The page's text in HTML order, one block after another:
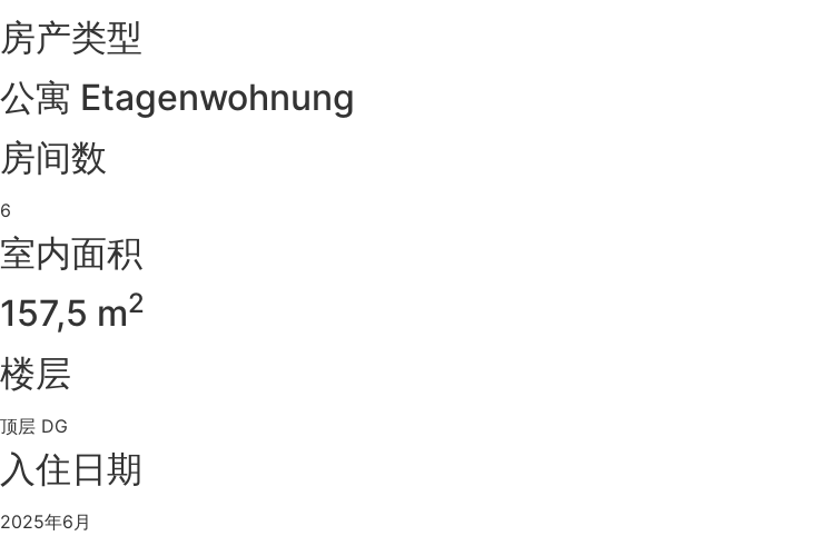
房产类型
公寓 Etagenwohnung
房间数
6
室内面积
157,5 m2
楼层
顶层 DG
入住日期
2025年6月